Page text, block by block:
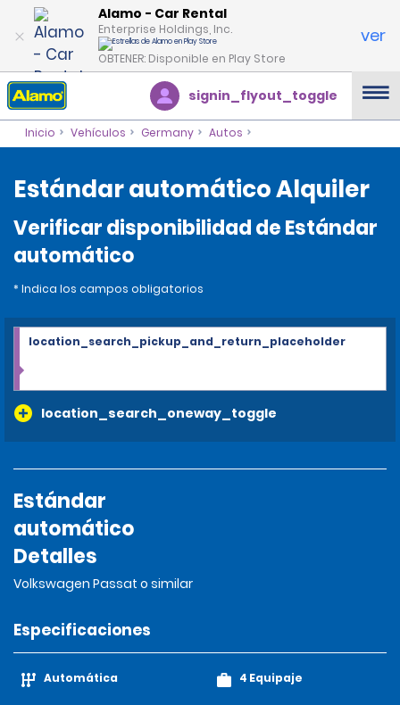
Alamo - Car Rental
Enterprise Holdings, Inc.
OBTENER: Disponible en Play Store
ver
signin_flyout_toggle
Inicio Vehículos Germany Autos
Estándar automático Alquiler
Verificar disponibilidad de Estándar
automático
* Indica los campos obligatorios
location_search_oneway_toggle
location_search_pickup_and_return_placeholder
Estándar
automático
Detalles
Volkswagen Passat o similar
Especificaciones
Automática 4 Equipaje